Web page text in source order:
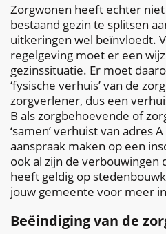
Zorgwonen heeft echter
bestaand gezin te splitsen
uitkeringen wel beïnvloedt.
regelgeving moet er een
gezinssituatie. Er moet
‘fysische verhuis’ van de
zorgverlener, dus een
B als zorgbehoevende of
‘samen’ verhuist van adres
aanspraak maken op een
ook al zijn de verbouwingen
heeft geldig op
jouw gemeente voor meer
Beëindiging van de